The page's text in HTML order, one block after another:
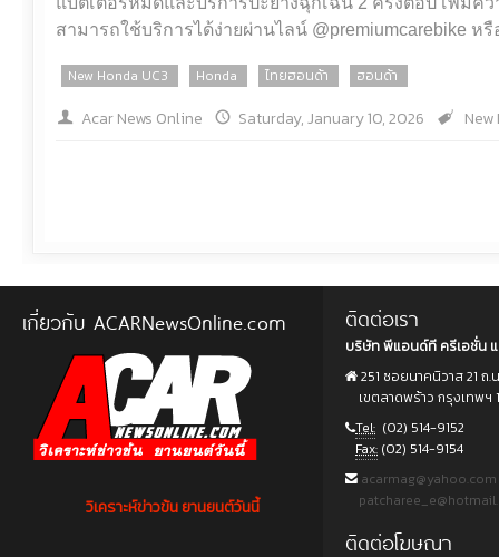
สามารถใช้บริการได้ง่ายผ่านไลน์ @premiumcarebike ห
New Honda UC3 Honda ไทยฮอนด้า ฮอนด้า
Acar News Online Saturday, January 10, 2026
เกี่ยวกับ ACARNewsOnline.com
วิเคราะห์ข่าวข้น ยานยนต์วันนี้
ติดต่อเรา
บริษัท พีแอนด์ที ครีเอชั่น
251 ซอยนาคนิวาส 21 ถ
เขตลาดพร้าว กรุงเทพฯ
Tel: (02) 514-9152
Fax: (02) 514-9154
acarmag@yahoo.com
ติดต่อโฆษณา